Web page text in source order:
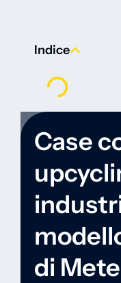
Indice
Case
di